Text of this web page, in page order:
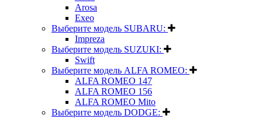
Arosa
Exeo
Выберите модель SUBARU:
Impreza
Выберите модель SUZUKI:
Swift
Выберите модель ALFA ROMEO:
ALFA ROMEO 147
ALFA ROMEO 156
ALFA ROMEO Mito
Выберите модель DODGE: